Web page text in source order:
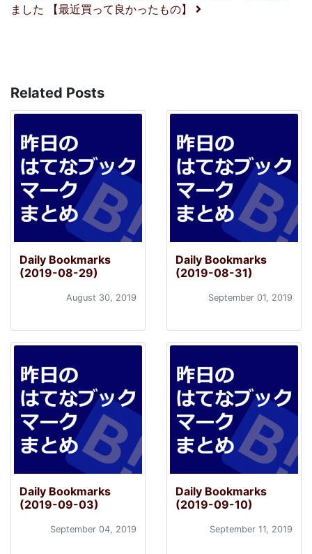
ました 【最近買って良かったもの】
Related Posts
Daily Bookmarks
(2019-08-29)
August 30, 2019
Daily Bookmarks
(2019-08-31)
September 01, 2019
Daily Bookmarks
(2019-09-03)
September 04, 2019
Daily Bookmarks
(2019-09-10)
September 11, 2019